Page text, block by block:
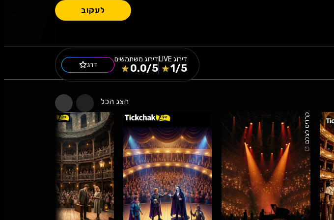
לעקוב
דירוג
1/5
דירוג משתמשים
0.0/5 דרג
הצג הכל
קרדיט לצלם